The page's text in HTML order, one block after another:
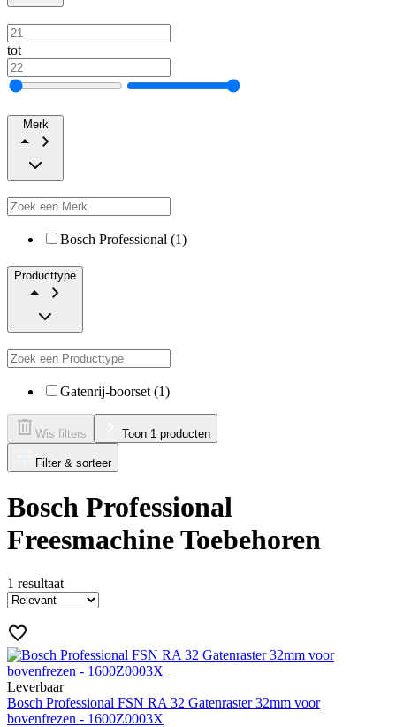
tot
Merk
Bosch Professional (1)
Producttype
Gatenrij-boorset (1)
Wis filters Toon 1 producten
Filter & sorteer
Bosch Professional
Freesmachine Toebehoren
1 resultaat
Leverbaar
Bosch Professional FSN RA 32 Gatenraster 32mm voor
bovenfrezen - 1600Z0003X